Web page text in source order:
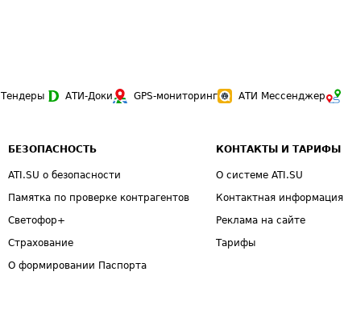
Тендеры АТИ-Доки GPS-мониторинг АТИ Мессенджер
БЕЗОПАСНОСТЬ
ATI.SU о безопасности
Памятка по проверке контрагентов
Светофор+
Страхование
О формировании Паспорта
КОНТАКТЫ И ТАРИФЫ
О системе ATI.SU
Контактная информация
Реклама на сайте
Тарифы